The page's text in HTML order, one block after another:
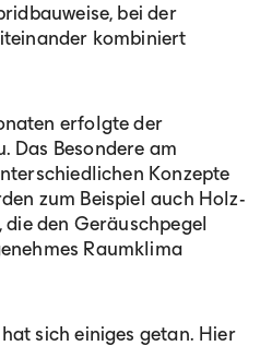
bei der
kombiniert
erfolgte der
Das Besondere am
Konzepte
zum Beispiel auch Holz-
den Geräuschpegel
Raumklima
sich einiges getan. Hier